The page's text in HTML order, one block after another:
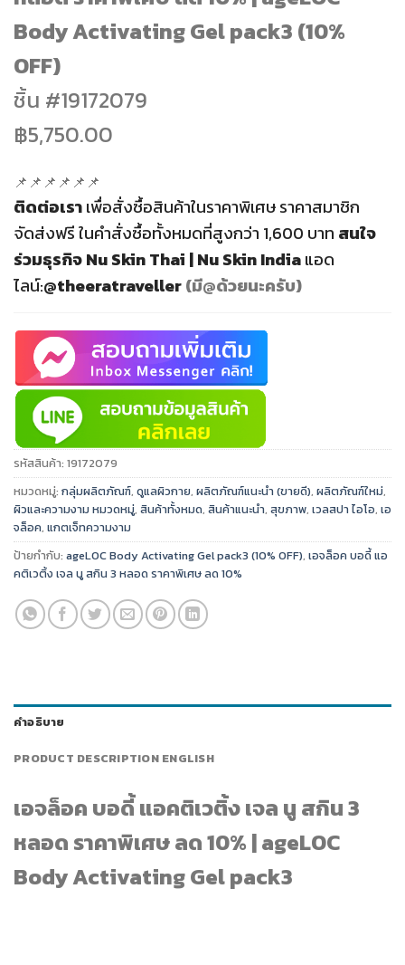
Body Activating Gel pack3 (10%
OFF)
ชิ้น #19172079
฿5,750.00
📌📌📌📌📌📌
ติดต่อเราเพื่อสั่งซื้อสินค้าในราคาพิเศษ ราคาสมาชิก
จัดส่งฟรีในคำสั่งซื้อทั้งหมดที่สูงกว่า 1,600 บาท สนใจ
ร่วมธุรกิจNu Skin Thai | Nu Skin Indiaแอด
ไลน์:@theeratraveller(มี@ด้วยนะครับ)
รหัสสินค้า: 19172079
หมวดหมู่: กลุ่มผลิตภัณฑ์, ดูแลผิวกาย, ผลิตภัณฑ์แนะนำ (ขายดี), ผลิตภัณฑ์ใหม่,
ผิวและความงาม หมวดหมู่, สินค้าทั้งหมด, สินค้าแนะนำ, สุขภาพ, เวลสปา ไอโอ, เอ
จล็อค, แกตเจ็ทความงาม
ป้ายกำกับ: ageLOC Body Activating Gel pack3 (10% OFF), เอจล็อค บอดี้ แอ
คติเวติ้ง เจล นู สกิน 3 หลอด ราคาพิเศษ ลด 10%
คำอธิบาย
PRODUCT DESCRIPTION ENGLISH
เอจล็อค บอดี้ แอคติเวติ้ง เจล นู สกิน 3
หลอด ราคาพิเศษ ลด 10% | ageLOC
Body Activating Gel pack3